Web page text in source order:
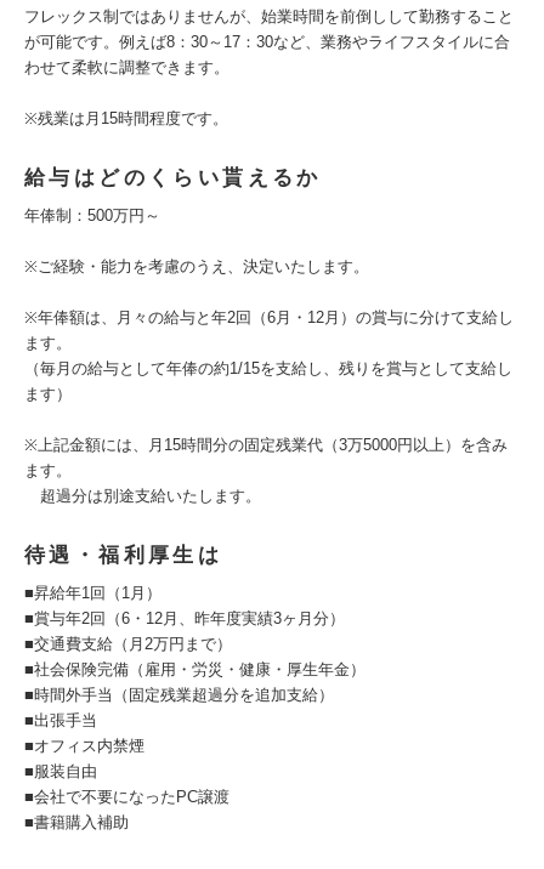
フレックス制ではありませんが、始業時間を前倒しして勤務すること
が可能です。例えば8：30～17：30など、業務やライフスタイルに合
わせて柔軟に調整できます。
※残業は月15時間程度です。
給与はどのくらい貰えるか
年俸制：500万円～
※ご経験・能力を考慮のうえ、決定いたします。
※年俸額は、月々の給与と年2回（6月・12月）の賞与に分けて支給し
ます。
（毎月の給与として年俸の約1/15を支給し、残りを賞与として支給し
ます）
※上記金額には、月15時間分の固定残業代（3万5000円以上）を含み
ます。
超過分は別途支給いたします。
待遇・福利厚生は
■昇給年1回（1月）
■賞与年2回（6・12月、昨年度実績3ヶ月分）
■交通費支給（月2万円まで）
■社会保険完備（雇用・労災・健康・厚生年金）
■時間外手当（固定残業超過分を追加支給）
■出張手当
■オフィス内禁煙
■服装自由
■会社で不要になったPC譲渡
■書籍購入補助